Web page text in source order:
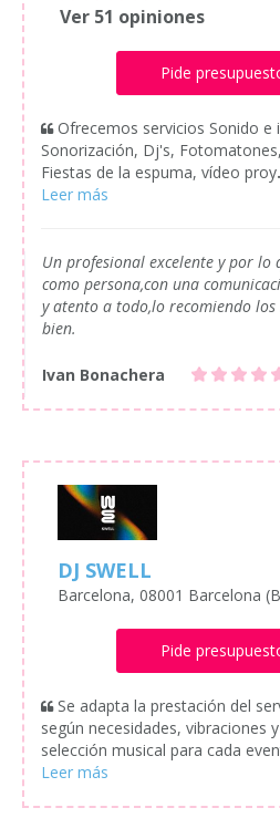
Ver 51 opiniones
Pide
Ofrecemos servicios Sonido e
Sonorización, Dj's,
Fiestas de la espuma, vídeo proy
Un profesional excelente y por
como persona,con una
y atento a todo,lo recomiendo
bien.
Ivan Bonachera
DJ SWELL
Barcelona, 08001 Barcelona
Pide
Se adapta la prestación del
según necesidades, vibraciones
selección musical para cada